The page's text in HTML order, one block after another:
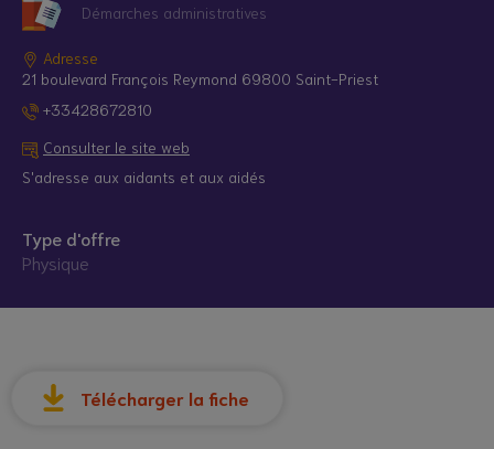
Démarches administratives
Adresse
21 boulevard François Reymond 69800 Saint-Priest
+33428672810
Consulter le site web
S'adresse aux aidants et aux aidés
Type d'offre
Physique
Télécharger la fiche